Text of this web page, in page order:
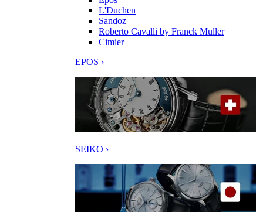
L'Duchen
Sandoz
Roberto Cavalli by Franck Muller
Cimier
EPOS ›
SEIKO ›